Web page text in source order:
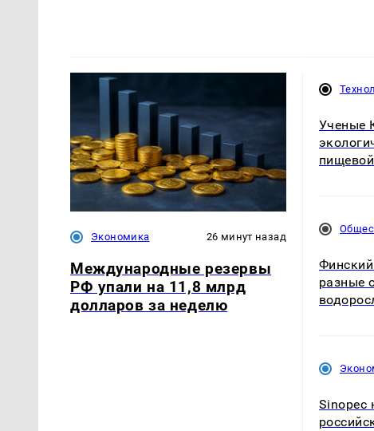
Экономика 26 минут назад
Международные резервы
РФ упали на 11,8 млрд
долларов за неделю
Ученые
разные
Sinopec